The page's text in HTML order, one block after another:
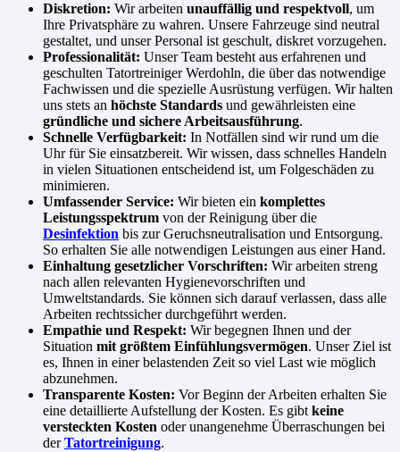
Diskretion: Wir arbeiten unauffällig und respektvoll, um
Ihre Privatsphäre zu wahren. Unsere Fahrzeuge sind neutral
gestaltet, und unser Personal ist geschult, diskret vorzugehen.
Professionalität: Unser Team besteht aus erfahrenen und
geschulten Tatortreiniger Werdohln, die über das notwendige
Fachwissen und die spezielle Ausrüstung verfügen. Wir halten
uns stets an höchste Standards und gewährleisten eine
gründliche und sichere Arbeitsausführung.
Schnelle Verfügbarkeit: In Notfällen sind wir rund um die
Uhr für Sie einsatzbereit. Wir wissen, dass schnelles Handeln
in vielen Situationen entscheidend ist, um Folgeschäden zu
minimieren.
Umfassender Service: Wir bieten ein komplettes
Leistungsspektrum von der Reinigung über die
Desinfektion bis zur Geruchsneutralisation und Entsorgung.
So erhalten Sie alle notwendigen Leistungen aus einer Hand.
Einhaltung gesetzlicher Vorschriften: Wir arbeiten streng
nach allen relevanten Hygienevorschriften und
Umweltstandards. Sie können sich darauf verlassen, dass alle
Arbeiten rechtssicher durchgeführt werden.
Empathie und Respekt: Wir begegnen Ihnen und der
Situation mit größtem Einfühlungsvermögen. Unser Ziel ist
es, Ihnen in einer belastenden Zeit so viel Last wie möglich
abzunehmen.
Transparente Kosten: Vor Beginn der Arbeiten erhalten Sie
eine detaillierte Aufstellung der Kosten. Es gibt keine
versteckten Kosten oder unangenehme Überraschungen bei
derTatortreinigung.